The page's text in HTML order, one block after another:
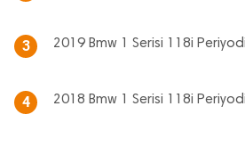
3 2019 Bmw 1 Serisi 118i
4 2018 Bmw 1 Serisi 118i